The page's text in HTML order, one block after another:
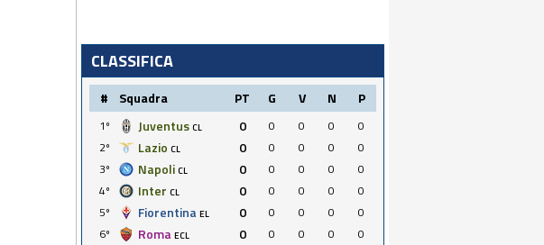
CLASSIFICA
# Squadra PT G V N P
1º Juventus CL 0 0 0 0
0
2º
Lazio CL 0 0 0 0
0
3º
Napoli CL 0 0 0 0
0
4º
Inter CL 0 0 0 0
0
5º
Fiorentina EL 0 0 0 0
0
6º
Roma ECL 0 0 0 0
0